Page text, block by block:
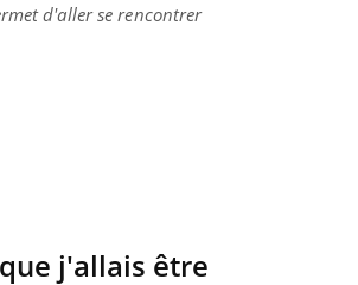
d'aller se rencontrer
j'allais être